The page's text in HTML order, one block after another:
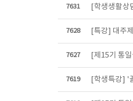
7631 [학생생활상
7628 [특강] 대주
7627 [제15기 통
7619 [학생특강] '